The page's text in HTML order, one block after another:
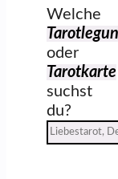
Welche
oder
Tarotkarte
suchst
du?